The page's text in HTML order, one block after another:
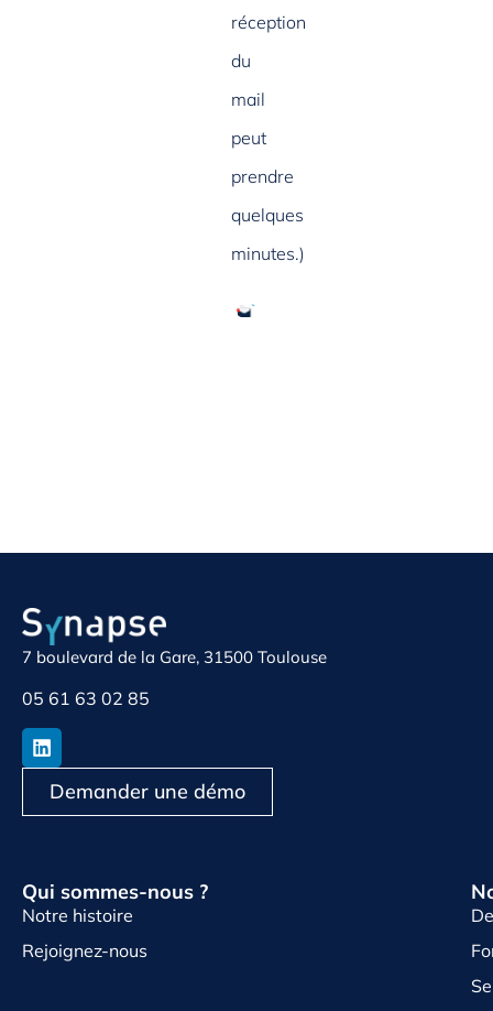
réception
du
mail
peut
prendre
quelques
minutes.)
7 boulevard de la Gare, 31500 Toulouse
05 61 63 02 85
Demander une démo
Qui sommes-nous ?
Notre histoire
Rejoignez-nous